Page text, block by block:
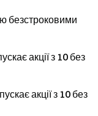
безстроковими
акції з 10 без
акції з 10 без